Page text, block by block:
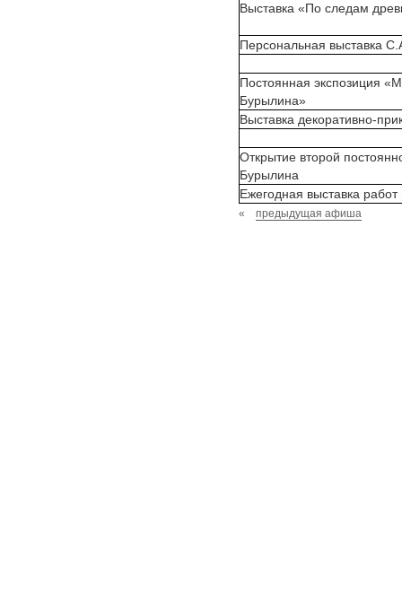
Выставка «По следам
Персональная выставка
Постоянная экспозиция
Бурылина»
Выставка декоративно-
Открытие второй
Бурылина
Ежегодная выставка
« предыдущая афиша